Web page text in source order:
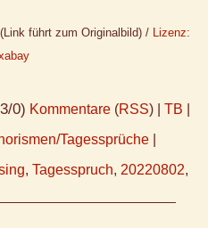
(Link führt zum Originalbild) / Lizenz:
0) Kommentare (RSS) | TB
Tagessprüche
, Tagesspruch, 20220802,